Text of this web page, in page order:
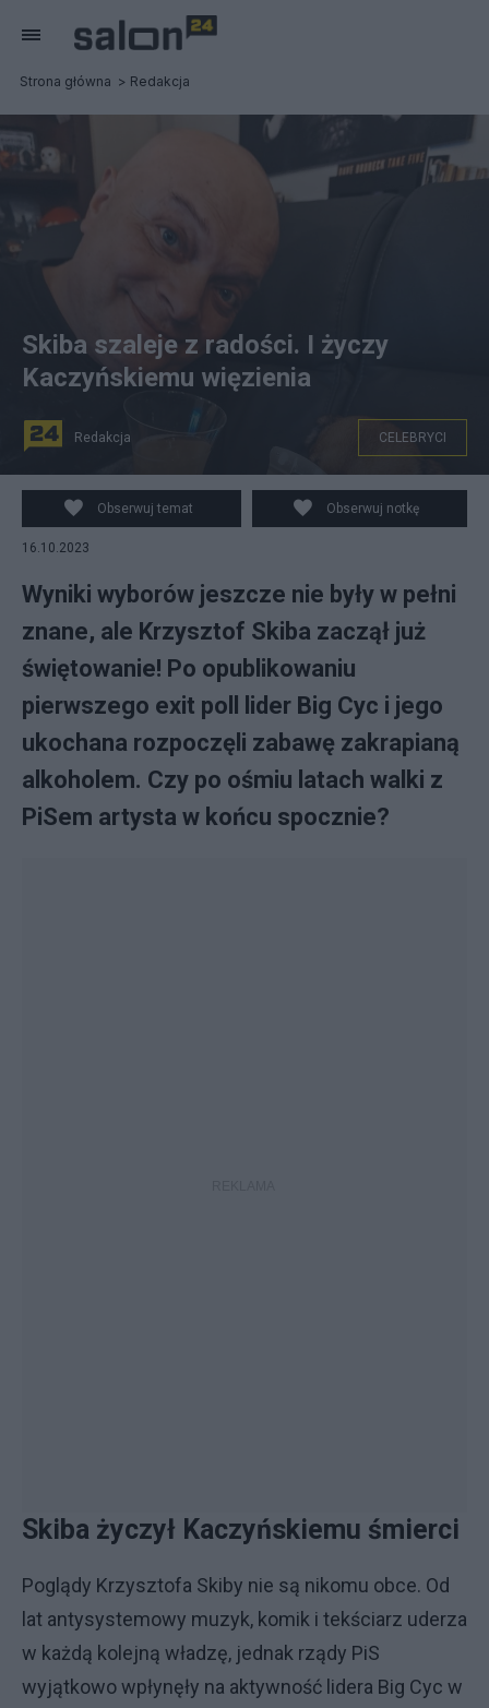
Strona główna Redakcja
Krzysztof Skiba. Fot. Facebook/Karolina Skiba
Skiba szaleje z radości. I życzy
Kaczyńskiemu więzienia
Redakcja CELEBRYCI
Obserwuj temat Obserwuj notkę
16.10.2023
Wyniki wyborów jeszcze nie były w pełni
znane, ale Krzysztof Skiba zaczął już
świętowanie! Po opublikowaniu
pierwszego exit poll lider Big Cyc i jego
ukochana rozpoczęli zabawę zakrapianą
alkoholem. Czy po ośmiu latach walki z
PiSem artysta w końcu spocznie?
Skiba życzył Kaczyńskiemu śmierci
Poglądy Krzysztofa Skiby nie są nikomu obce. Od
lat antysystemowy muzyk, komik i tekściarz uderza
w każdą kolejną władzę, jednak rządy PiS
wyjątkowo wpłynęły na aktywność lidera Big Cyc w